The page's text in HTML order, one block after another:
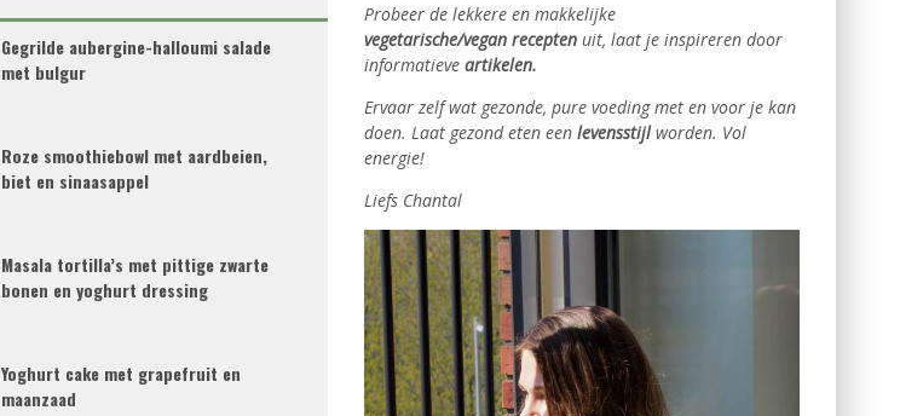
Gegrilde aubergine-halloumi salade
met bulgur
Roze smoothiebowl met aardbeien,
biet en sinaasappel
Masala tortilla’s met pittige zwarte
bonen en yoghurt dressing
Yoghurt cake met grapefruit en
maanzaad
Probeer de lekkere en makkelijke
vegetarische/vegan recepten uit, laat je inspireren door
informatieve artikelen.
Ervaar zelf wat gezonde, pure voeding met en voor je kan
doen. Laat gezond eten een levensstijlworden. Vol
energie!
Liefs Chantal